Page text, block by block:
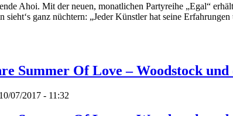
Ahoi. Mit der neuen, monatlichen Partyreihe „Egal“
sieht‘s ganz nüchtern: „Jeder Künstler hat seine
Summer Of Love – Woodstock
07/2017 - 11:32